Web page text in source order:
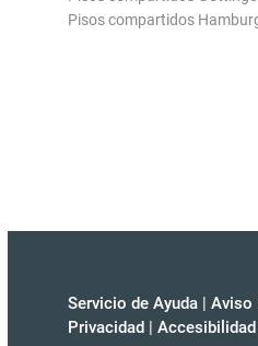
Pisos compartidos
Servicio de Ayuda | Aviso
Privacidad | Accesibilidad